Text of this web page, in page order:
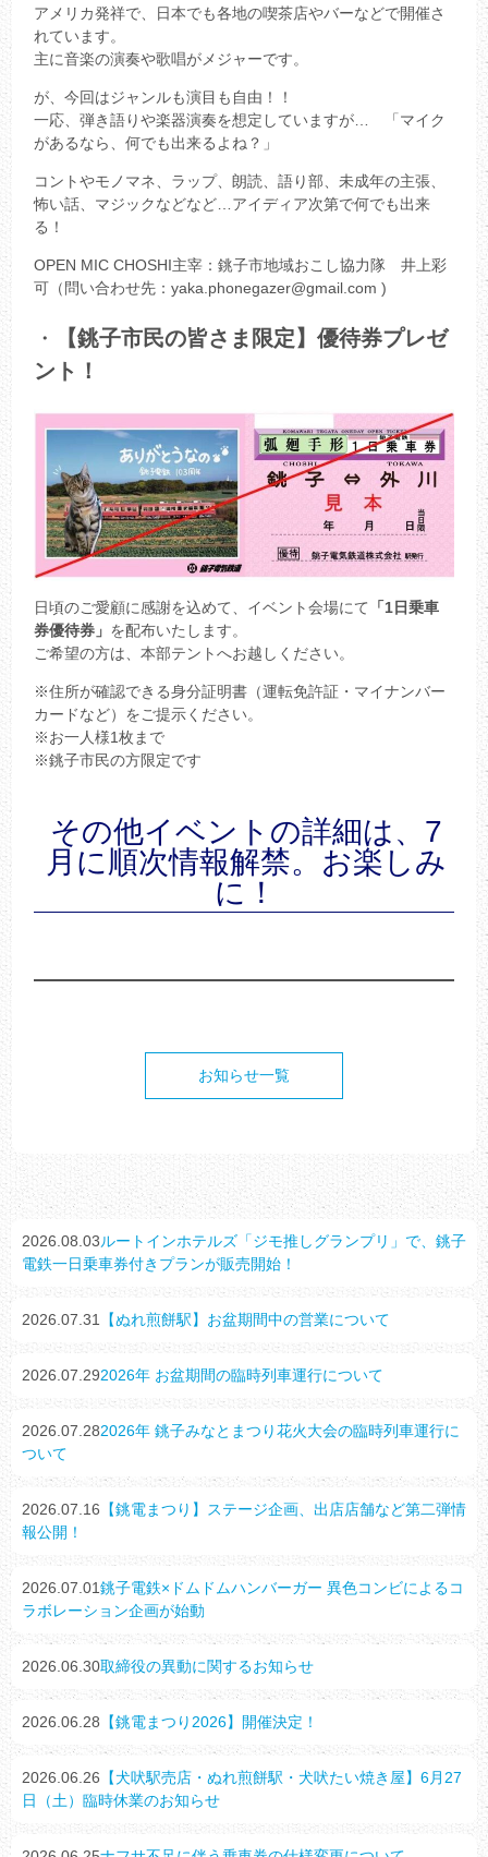
アメリカ発祥で、日本でも各地の喫茶店やバーなどで開催さ
れています。
主に音楽の演奏や歌唱がメジャーです。
が、今回はジャンルも演目も自由！！
一応、弾き語りや楽器演奏を想定していますが… 「マイク
があるなら、何でも出来るよね？」
コントやモノマネ、ラップ、朗読、語り部、未成年の主張、
怖い話、マジックなどなど…アイディア次第で何でも出来
る！
OPEN MIC CHOSHI主宰：銚子市地域おこし協力隊 井上彩
可（問い合わせ先：yaka.phonegazer@gmail.com )
・
【銚子市民の皆さま限定】優待券プレゼ
ント！
日頃のご愛顧に感謝を込めて、イベント会場にて
「1日乗車
券優待券」 を配布いたします。
ご希望の方は、本部テントへお越しください。
※住所が確認できる身分証明書（運転免許証・マイナンバー
カードなど）をご提示ください。
※お一人様1枚まで
※銚子市民の方限定です
その他イベントの詳細は、7
月に順次情報解禁。お楽しみ
に！
お知らせ一覧
2026.08.03ルートインホテルズ「ジモ推しグランプリ」で、銚子
電鉄一日乗車券付きプランが販売開始！
2026.07.31 【ぬれ煎餅駅】お盆期間中の営業について
2026.07.292026年 お盆期間の臨時列車運行について
2026.07.282026年 銚子みなとまつり花火大会の臨時列車運行に
ついて
2026.07.16 【銚電まつり】ステージ企画、出店店舗など第二弾情
報公開！
2026.07.01銚子電鉄×ドムドムハンバーガー 異色コンビによるコ
ラボレーション企画が始動
2026.06.30取締役の異動に関するお知らせ
2026.06.28 【銚電まつり2026】開催決定！
2026.06.26 【犬吠駅売店・ぬれ煎餅駅・犬吠たい焼き屋】6月27
日（土）臨時休業のお知らせ